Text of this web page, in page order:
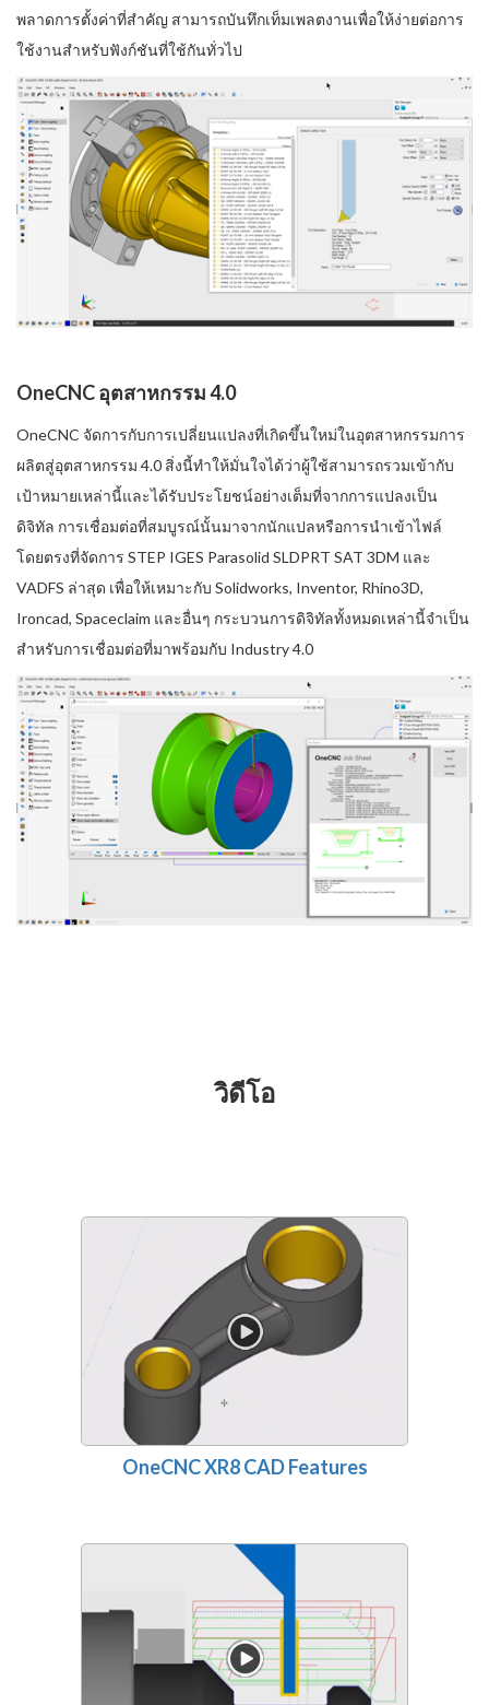
พลาดการตั้งค่าที่สำคัญ สามารถบันทึกเท็มเพลตงานเพื่อให้ง่ายต่อการ
ใช้งานสำหรับฟังก์ชันที่ใช้กันทั่วไป
OneCNC อุตสาหกรรม 4.0
OneCNC จัดการกับการเปลี่ยนแปลงที่เกิดขึ้นใหม่ในอุตสาหกรรมการ
ผลิตสู่อุตสาหกรรม 4.0 สิ่งนี้ทำให้มั่นใจได้ว่าผู้ใช้สามารถรวมเข้ากับ
เป้าหมายเหล่านี้และได้รับประโยชน์อย่างเต็มที่จากการแปลงเป็น
ดิจิทัล การเชื่อมต่อที่สมบูรณ์นั้นมาจากนักแปลหรือการนำเข้าไฟล์
โดยตรงที่จัดการ STEP IGES Parasolid SLDPRT SAT 3DM และ
VADFS ล่าสุด เพื่อให้เหมาะกับ Solidworks, Inventor, Rhino3D,
Ironcad, Spaceclaim และอื่นๆ กระบวนการดิจิทัลทั้งหมดเหล่านี้จำเป็น
สำหรับการเชื่อมต่อที่มาพร้อมกับ Industry 4.0
วิดีโอ
OneCNC XR8 CAD Features